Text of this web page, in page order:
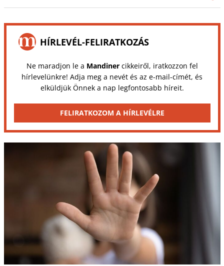
HÍRLEVÉL-FELIRATKOZÁS
Ne maradjon le a Mandinercikkeiről, iratkozzon fel
hírlevelünkre! Adja meg a nevét és az e-mail-címét, és
elküldjük Önnek a nap legfontosabb híreit.
FELIRATKOZOM A HÍRLEVÉLRE